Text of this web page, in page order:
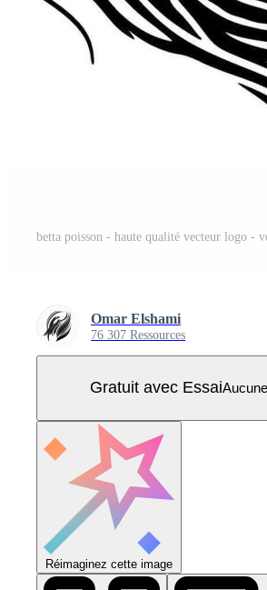
Omar Elshami
76 307 Ressources
Gratuit avec Essai
Réimaginez cette image